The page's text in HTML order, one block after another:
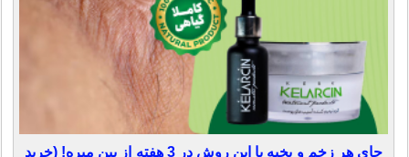
جای هر زخم و بخیه با این روش در 3 هفته از بین میره! (خرید